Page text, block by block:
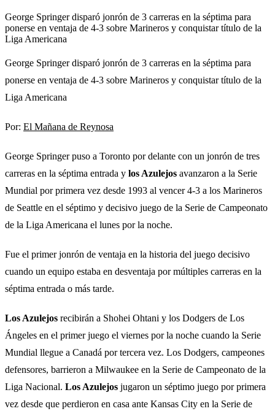
George Springer disparó jonrón de 3 carreras en la séptima para
ponerse en ventaja de 4-3 sobre Marineros y conquistar título de la
Liga Americana
George Springer disparó jonrón de 3 carreras en la séptima para
ponerse en ventaja de 4-3 sobre Marineros y conquistar título de la
Liga Americana
Por: El Mañana de Reynosa
George Springer puso a Toronto por delante con un jonrón de tres
carreras en la séptima entrada y los Azulejos avanzaron a la Serie
Mundial por primera vez desde 1993 al vencer 4-3 a los Marineros
de Seattle en el séptimo y decisivo juego de la Serie de Campeonato
de la Liga Americana el lunes por la noche.
Fue el primer jonrón de ventaja en la historia del juego decisivo
cuando un equipo estaba en desventaja por múltiples carreras en la
séptima entrada o más tarde.
Los Azulejos recibirán a Shohei Ohtani y los Dodgers de Los
Ángeles en el primer juego el viernes por la noche cuando la Serie
Mundial llegue a Canadá por tercera vez. Los Dodgers, campeones
defensores, barrieron a Milwaukee en la Serie de Campeonato de la
Liga Nacional. Los Azulejos jugaron un séptimo juego por primera
vez desde que perdieron en casa ante Kansas City en la Serie de